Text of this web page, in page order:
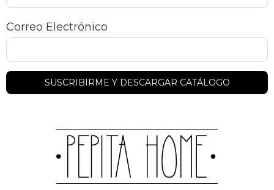
Correo Electrónico